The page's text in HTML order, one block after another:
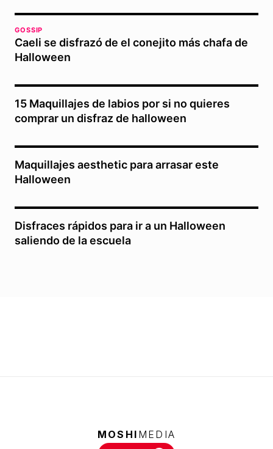
GOSSIP
Caeli se disfrazó de el conejito más chafa de
Halloween
15 Maquillajes de labios por si no quieres
comprar un disfraz de halloween
Maquillajes aesthetic para arrasar este
Halloween
Disfraces rápidos para ir a un Halloween
saliendo de la escuela
MOSHI MEDIA